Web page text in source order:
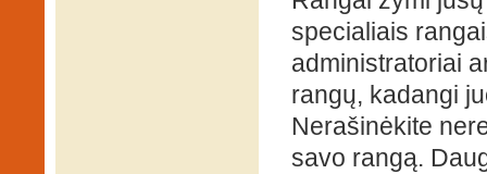
specialiais
administratoriai
rangų, kadangi
Nerašinėkite
savo rangą.